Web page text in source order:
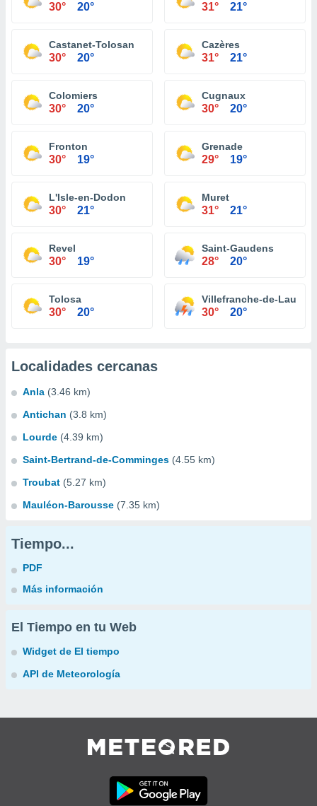
30° 20° 31° 21°
Castanet-Tolosan
30° 20°
Cazères
31° 21°
Colomiers
30° 20°
Cugnaux
30° 20°
Fronton
30° 19°
Grenade
29° 19°
L'Isle-en-Dodon
30° 21°
Muret
31° 21°
Revel
30° 19°
Saint-Gaudens
28° 20°
Tolosa
30° 20°
Villefranche-de-
30° 20°
Localidades cercanas
Anla (3.46 km)
Antichan (3.8 km)
Lourde (4.39 km)
Saint-Bertrand-de-Comminges (4.55 km)
Troubat (5.27 km)
Mauléon-Barousse (7.35 km)
Tiempo...
PDF
Más información
El Tiempo en tu Web
Widget de El tiempo
API de Meteorología